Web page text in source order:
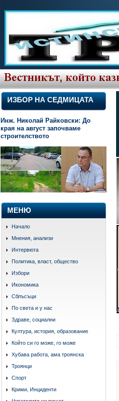
ИЗБОР НА СЕДМИЦАТА
Инж. Николай Райковски: До
края на август започваме
строителството
МЕНЮ
Начало
Мнения, анализи
Интервюта
Политика, власт, общество
Избори
Икономика
Сблъсъци
По света и у нас
Здраве, социални
Култура, история, образование
Който си го може, го може
Хубава работа, ама троянска
Троянци
Спорт
Крими, Инциденти